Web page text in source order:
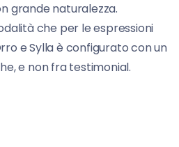
grande naturalezza.
che per le espressioni
e Sylla è configurato con un
e non fra testimonial.